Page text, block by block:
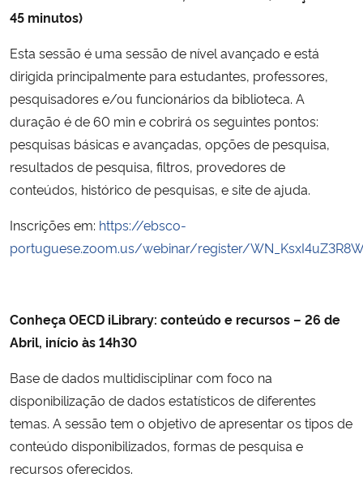
45 minutos)
Esta sessão é uma sessão de nível avançado e está
dirigida principalmente para estudantes, professores,
pesquisadores e/ou funcionários da biblioteca. A
duração é de 60 min e cobrirá os seguintes pontos:
pesquisas básicas e avançadas, opções de pesquisa,
resultados de pesquisa, filtros, provedores de
conteúdos, histórico de pesquisas, e site de ajuda.
Inscrições em: https://ebsco-
portuguese.zoom.us/webinar/register/
Conheça OECD iLibrary: conteúdo e recursos – 26 de
Abril, início às 14h30
Base de dados multidisciplinar com foco na
disponibilização de dados estatísticos de diferentes
temas. A sessão tem o objetivo de apresentar os tipos de
conteúdo disponibilizados, formas de pesquisa e
recursos oferecidos.